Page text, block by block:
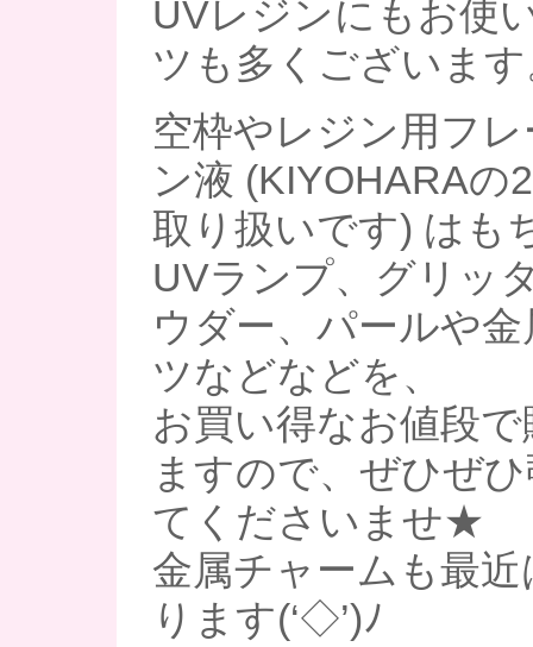
UVレジンにもお使
ツも多くございま
空枠やレジン用フ
ン液 (KIYOHARAの
取り扱いです) はも
UVランプ、グリッ
ウダー、パールや
ツなどなどを、
お買い得なお値段
ますので、ぜひぜ
てくださいませ★
金属チャームも最
ります(‘◇’)ﾉ